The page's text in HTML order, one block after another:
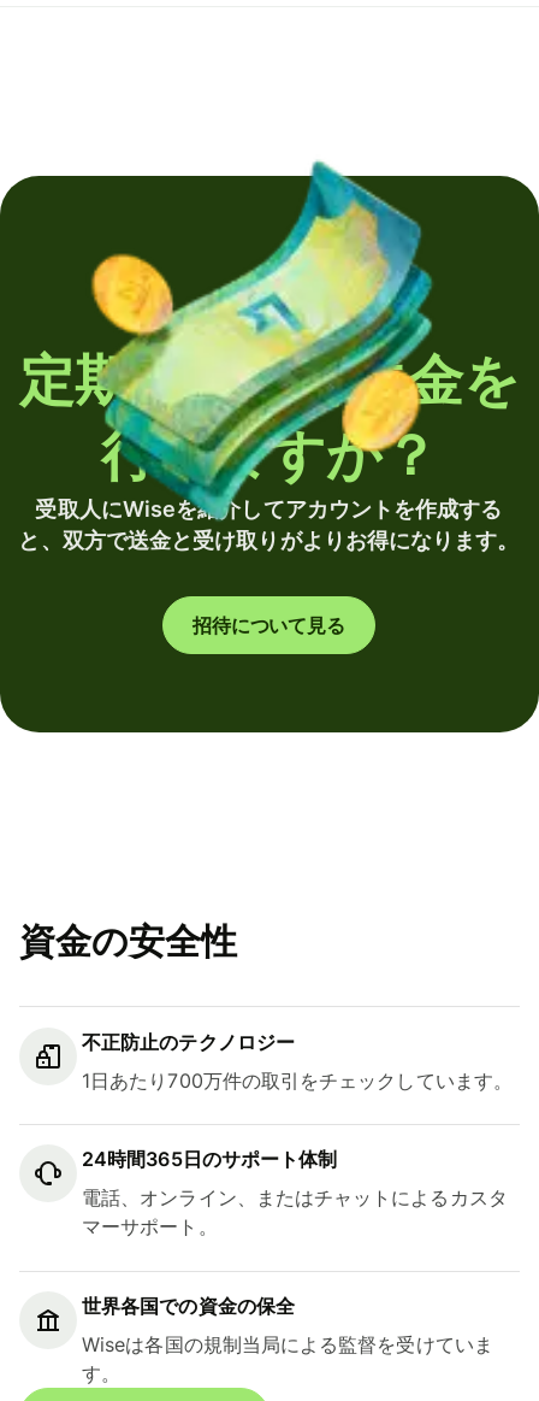
定期的に海外送金を
行いますか？
受取人にWiseを紹介してアカウントを作成する
と、双方で送金と受け取りがよりお得になります。
招待について見る
資金の安全性
不正防止のテクノロジー
1日あたり700万件の取引をチェックしています。
24時間365日のサポート体制
電話、オンライン、またはチャットによるカスタ
マーサポート。
世界各国での資金の保全
Wiseは各国の規制当局による監督を受けていま
す。